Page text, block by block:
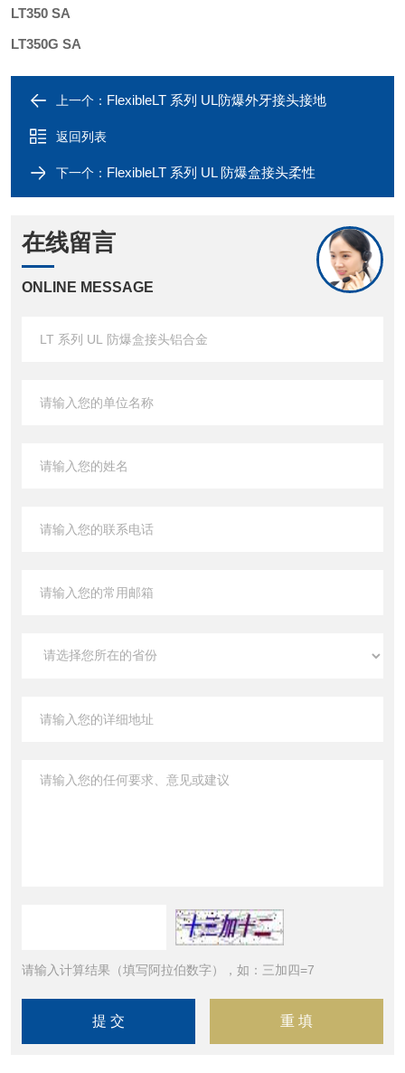
LT350 SA
LT350G SA
上一个： FlexibleLT 系列 UL防爆外牙接头接地
返回列表
下一个： FlexibleLT 系列 UL 防爆盒接头柔性
在线留言
ONLINE MESSAGE
请输入计算结果（填写阿拉伯数字），如：三加四=7